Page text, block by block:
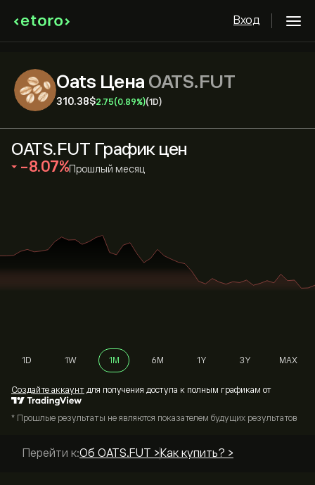
Вход
Oats Цена OATS.FUT
310.38‎$‎2.75(0.89%)(1D)
OATS.FUT График цен
‎-8.07‎ Прошлый месяц
1D 1W 1M 6M 1Y 3Y MAX
Cоздайте аккаунт для получения доступа к полным графикам от
* Прошлые результаты не являются показателем будущих результатов
Перейти к:Об OATS.FUT > Как купить? >